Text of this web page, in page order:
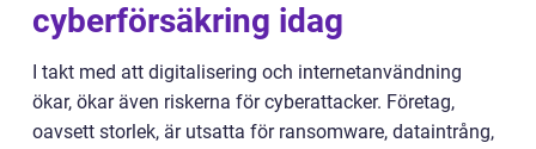
cyberförsäkring idag
I takt med att digitalisering och internetanvändning
ökar, ökar även riskerna för cyberattacker. Företag,
oavsett storlek, är utsatta för ransomware, dataintrång,